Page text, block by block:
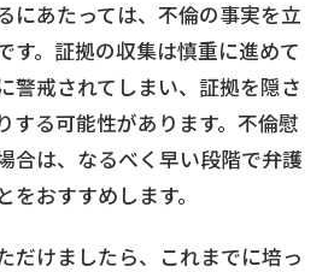
にあたっては、不倫の事実を立
す。証拠の収集は慎重に進めて
警戒されてしまい、証拠を隠さ
する可能性があります。不倫慰
合は、なるべく早い段階で弁護
おすすめします。
だけましたら、これまでに培っ